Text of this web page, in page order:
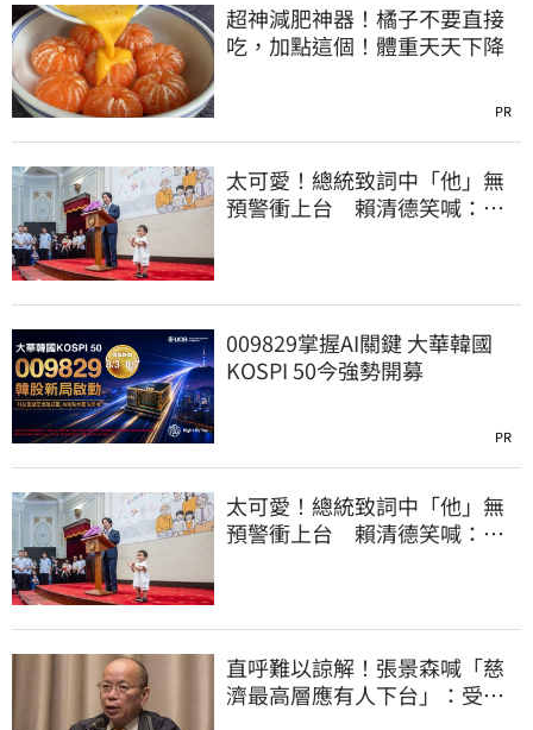
超神減肥神器！橘子不要直接
吃，加點這個！體重天天下降
PR
太可愛！總統致詞中「他」無
預警衝上台 賴清德笑喊：卸
009829掌握AI關鍵 大華韓國
KOSPI 50今強勢開募
PR
太可愛！總統致詞中「他」無
預警衝上台 賴清德笑喊：卸
直呼難以諒解！張景森喊「慈
濟最高層應有人下台」：受害